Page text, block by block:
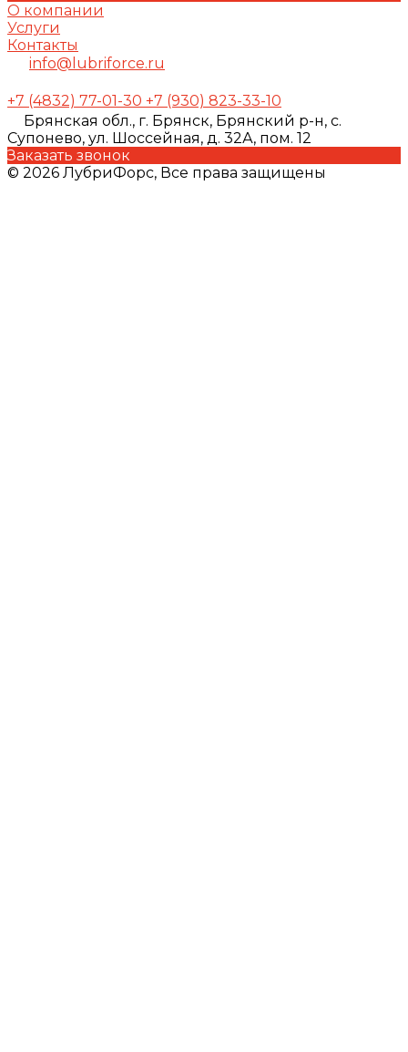
О компании
Услуги
Контакты
info@lubriforce.ru
+7 (4832) 77-01-30 +7 (930) 823-33-10
Брянская обл., г. Брянск, Брянский р-н, с.
Супонево, ул. Шоссейная, д. 32А, пом. 12
Заказать звонок
© 2026 ЛубриФорс, Все права защищены